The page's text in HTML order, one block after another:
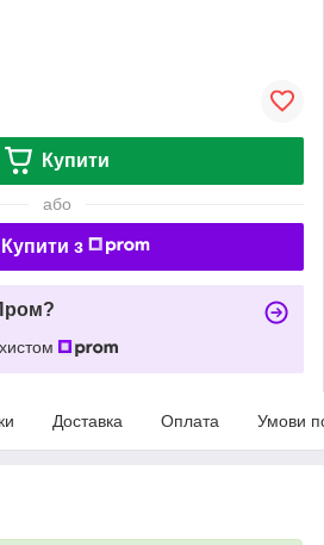
Купити
або
Купити з
Доставка Оплата Умови